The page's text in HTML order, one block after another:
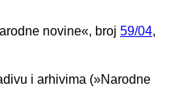
novine«, broj 59/04,
i arhivima (»Narodne